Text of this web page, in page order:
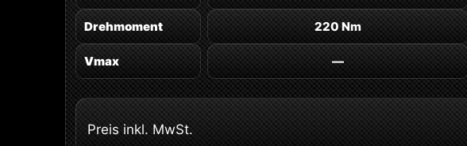
Drehmoment 220 Nm
Vmax —
Preis inkl. MwSt.